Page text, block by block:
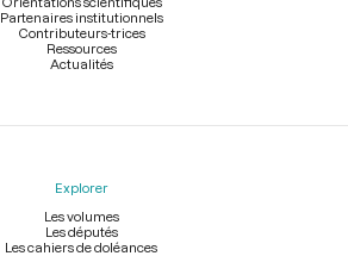
Partenaires institutionnels
Contributeurs-trices
Ressources
Actualités
Explorer
Les volumes
Les députés
Les cahiers de doléances